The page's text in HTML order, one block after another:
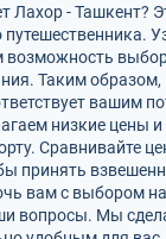
Лахор - Ташкент?
возможность
Таким
вашим
низкие цены и
Сравнивайте
принять
вам с выбором
вопросы. Мы